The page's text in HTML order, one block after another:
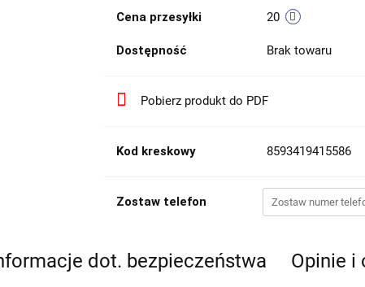
Cena przesyłki 20
Dostępność Brak towaru
Pobierz produkt do PDF
Kod kreskowy 8593419415586
Zostaw telefon
dot. bezpieczeństwa Opinie i